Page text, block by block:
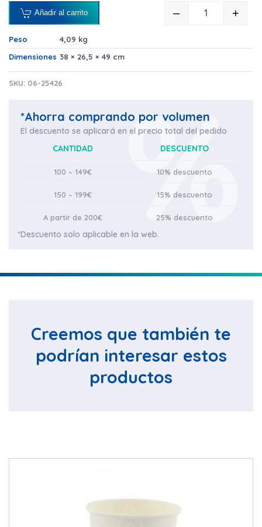
CUCHARA
– +
Añadir al carrito
Peso
4,09 kg
Dimensiones 38 × 26,5 × 49 cm
SKU: 06-25426
*Ahorra comprando por volumen
El descuento se aplicará en el precio total del pedido
CANTIDAD
DESCUENTO
100 – 149€ 10% descuento
150 – 199€ 15% descuento
A partir de 200€ 25% descuento
*Descuento solo aplicable en la web.
Creemos que también te
podrían interesar estos
productos